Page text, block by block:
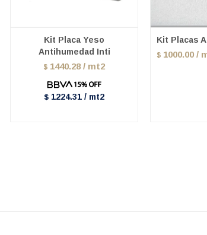
Kit Placa Yeso
Antihumedad Inti
$ 1440.28 / mt2
$ 1224.31 / mt2
Kit Placas
$ 1000.00 /